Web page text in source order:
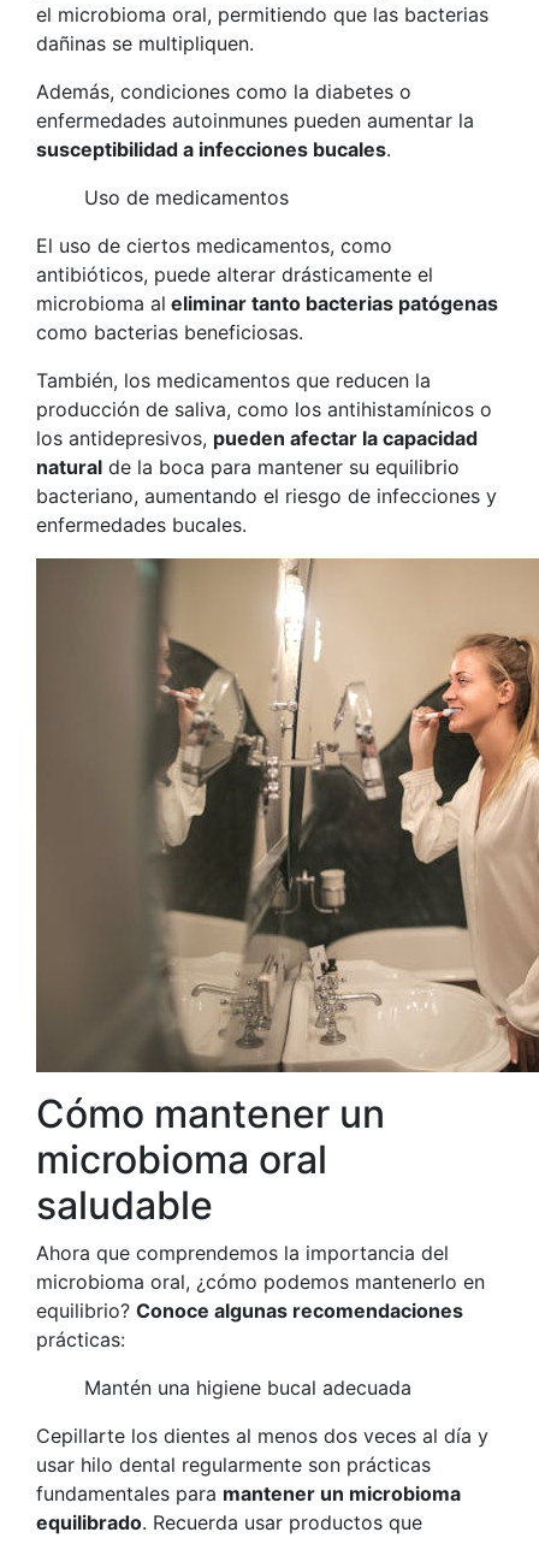
el microbioma oral, permitiendo que las bacterias
dañinas se multipliquen.
Además, condiciones como la diabetes o
enfermedades autoinmunes pueden aumentar la
susceptibilidad a infecciones bucales.
Uso de medicamentos
El uso de ciertos medicamentos, como
antibióticos, puede alterar drásticamente el
microbioma al eliminar tanto bacterias patógenas
como bacterias beneficiosas.
También, los medicamentos que reducen la
producción de saliva, como los antihistamínicos o
los antidepresivos, pueden afectar la capacidad
natural de la boca para mantener su equilibrio
bacteriano, aumentando el riesgo de infecciones y
enfermedades bucales.
Cómo mantener un
microbioma oral
saludable
Ahora que comprendemos la importancia del
microbioma oral, ¿cómo podemos mantenerlo en
equilibrio? Conoce algunas recomendaciones
prácticas:
Mantén una higiene bucal adecuada
Cepillarte los dientes al menos dos veces al día y
usar hilo dental regularmente son prácticas
fundamentales para mantener un microbioma
equilibrado. Recuerda usar productos que